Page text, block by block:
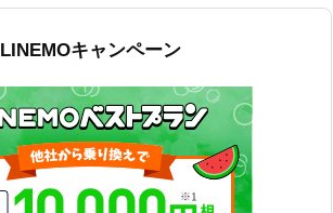
LINEMOキャンペーン